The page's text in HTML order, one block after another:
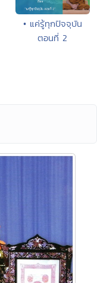
• แค่รู้ทุกปัจจุบัน
ตอนที่ 2